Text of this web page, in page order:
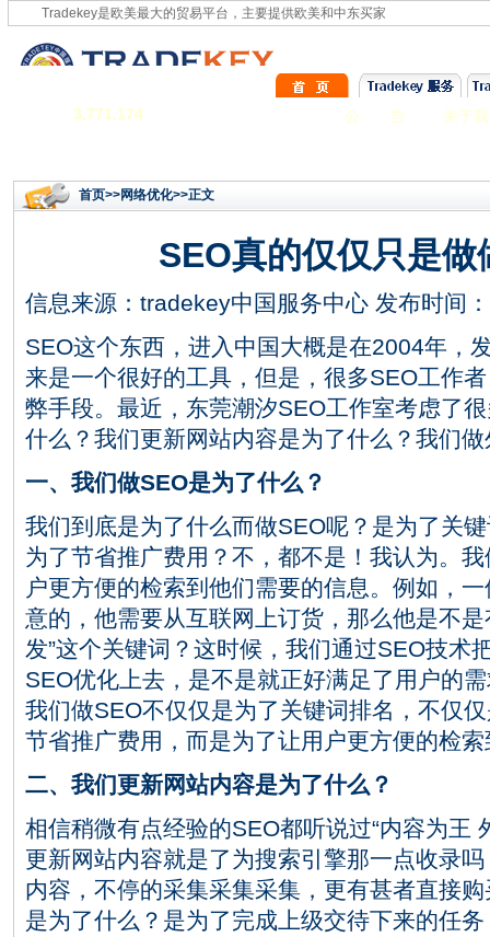
Tradekey是欧美最大的贸易平台，主要提供欧美和中东买家
3,771,174 公 告 关于
首页>>网络优化>>正文
SEO真的仅仅只是做
信息来源： tradekey中国服务中心 发布时间
SEO这个东西，进入中国大概是在2004年，
来是一个很好的工具，但是，很多SEO工作
弊手段。最近，东莞潮汐SEO工作室考虑了
什么？我们更新网站内容是为了什么？我们
一、我们做SEO是为了什么？
我们到底是为了什么而做SEO呢？是为了关
为了节省推广费用？不，都不是！我认为。
户更方便的检索到他们需要的信息。例如，
意的，他需要从互联网上订货，那么他是不
发”这个关键词？这时候，我们通过SEO技术
SEO优化上去，是不是就正好满足了用户的
我们做SEO不仅仅是为了关键词排名，不仅
节省推广费用，而是为了让用户更方便的检
二、我们更新网站内容是为了什么？
相信稍微有点经验的SEO都听说过“内容为王
更新网站内容就是了为搜索引擎那一点收录
内容，不停的采集采集采集，更有甚者直接
是为了什么？是为了完成上级交待下来的任